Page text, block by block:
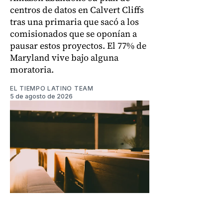
centros de datos en Calvert Cliffs
tras una primaria que sacó a los
comisionados que se oponían a
pausar estos proyectos. El 77% de
Maryland vive bajo alguna
moratoria.
EL TIEMPO LATINO TEAM
5 de agosto de 2026